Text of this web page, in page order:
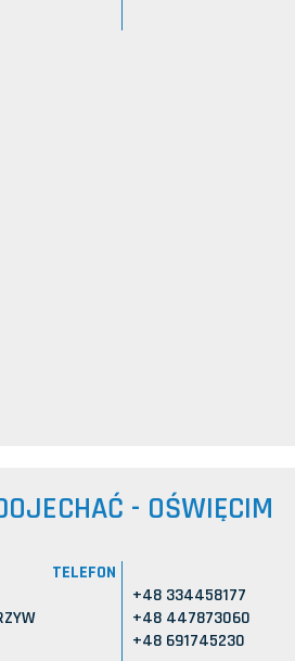
- OŚWIĘCIM
TELEFON
+48 334458177
+48 447873060
+48 691745230